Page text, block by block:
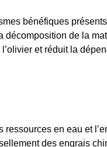
bénéfiques
décomposition de la
et réduit la
en eau et
des engrais